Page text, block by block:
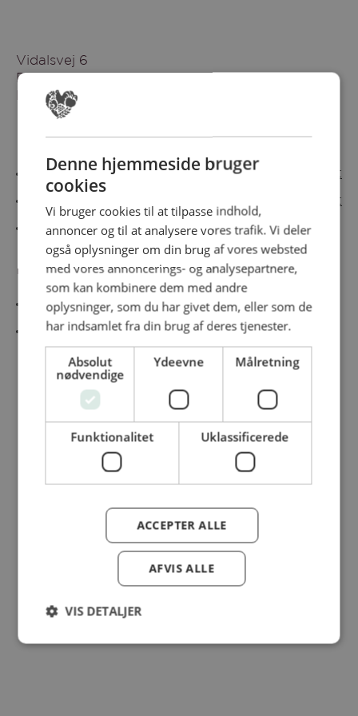
Vidalsvej 6
DK-9230 Svenstrup
Denmark
Besøg vores messesites
Cateringmesse Nord Cateringmesse Midt
Cateringmesse Øst
Cateringmesse Thy
Information
Cookiepolitk
Persondatapolitik
© Dansk Cater A/S - All rights reserved
Denne hjemmeside bruger
cookies
Vi bruger cookies til at tilpasse indhold,
annoncer og til at analysere vores trafik. Vi deler
også oplysninger om din brug af vores websted
med vores annoncerings- og analysepartnere,
som kan kombinere dem med andre
oplysninger, som du har givet dem, eller som de
har indsamlet fra din brug af deres tjenester.
Absolut
nødvendige
Ydeevne Målretning
Funktionalitet Uklassificerede
ACCEPTER ALLE
AFVIS ALLE
VIS DETALJER